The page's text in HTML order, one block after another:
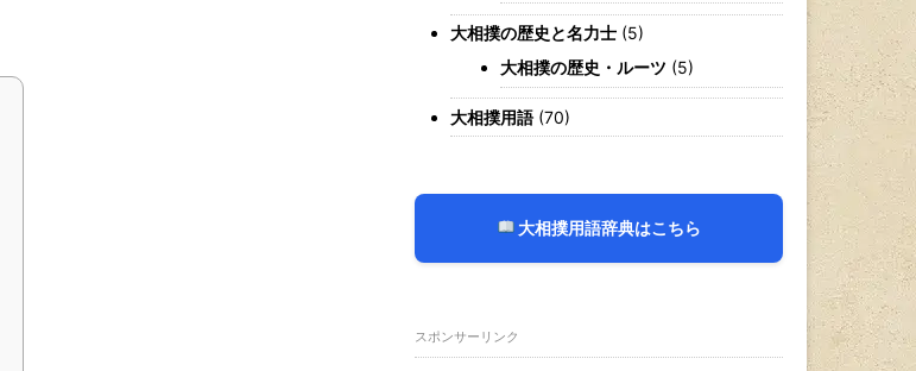
大相撲の歴史と名力士 (5)
大相撲の歴史・ルーツ (5)
大相撲用語 (70)
大相撲用語辞典はこちら
スポンサーリンク